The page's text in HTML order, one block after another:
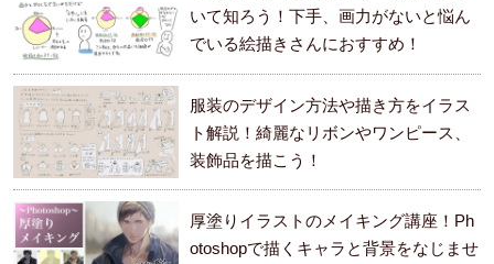
いて知ろう！下手、画力がないと悩ん
でいる絵描きさんにおすすめ！
服装のデザイン方法や描き方をイラス
ト解説！綺麗なリボンやワンピース、
装飾品を描こう！
厚塗りイラストのメイキング講座！Ph
otoshopで描くキャラと背景をなじませ